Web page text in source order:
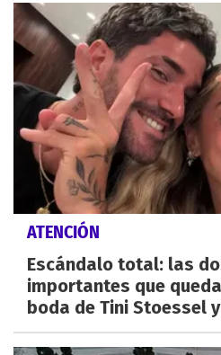
ATENCIÓN
Escándalo total: las
importantes que
boda de Tini Stoessel